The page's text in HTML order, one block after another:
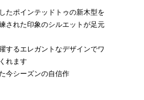
たポインテッドトゥの新木型を
された印象のシルエットが足元
するエレガントなデザインでワ
れます
今シーズンの自信作